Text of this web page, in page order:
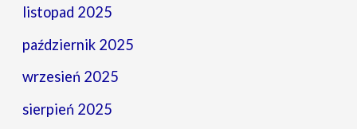
listopad 2025
październik 2025
wrzesień 2025
sierpień 2025